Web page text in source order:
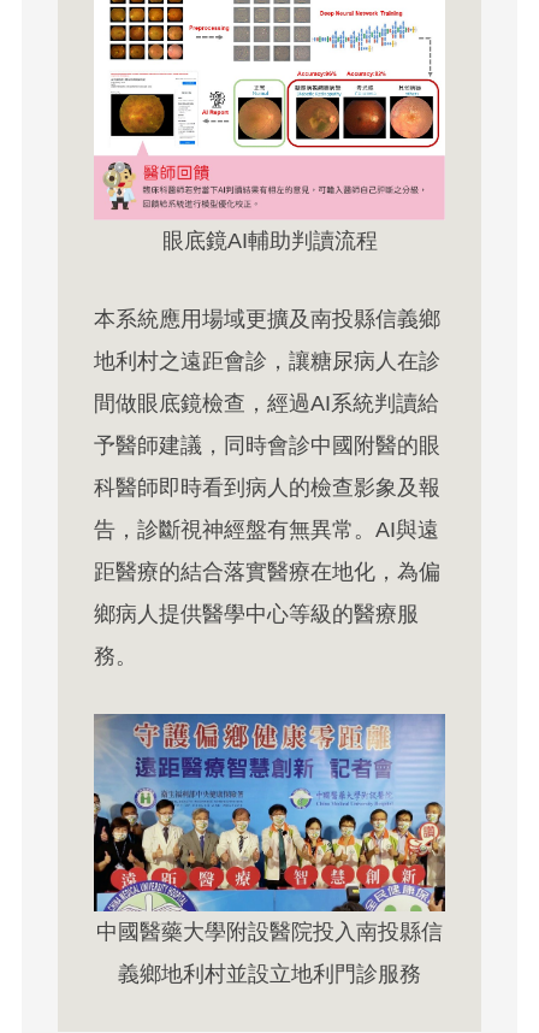
眼底鏡AI輔助判讀流程
本系統應用場域更擴及南投縣信義鄉
地利村之遠距會診，讓糖尿病人在診
間做眼底鏡檢查，經過AI系統判讀給
予醫師建議，同時會診中國附醫的眼
科醫師即時看到病人的檢查影象及報
告，診斷視神經盤有無異常。AI與遠
距醫療的結合落實醫療在地化，為偏
鄉病人提供醫學中心等級的醫療服
務。
中國醫藥大學附設醫院投入南投縣信
義鄉地利村並設立地利門診服務